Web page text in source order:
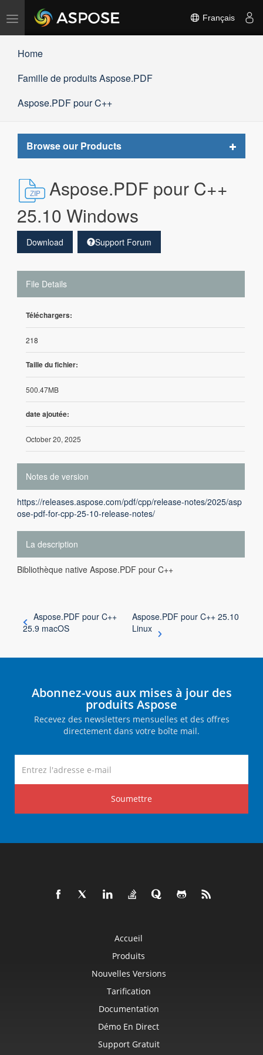
Basculer
Français
Home
Famille de produits Aspose.PDF
Aspose.PDF pour C++
Browse our Products
Toggle
Aspose.PDF pour C++
25.10 Windows
Download Support Forum
File Details
Téléchargers:
218
Taille du fichier:
500.47MB
date ajoutée:
October 20, 2025
Notes de version
https://releases.aspose.com/pdf/cpp/release-notes/2025/asp
ose-pdf-for-cpp-25-10-release-notes/
La description
Bibliothèque native Aspose.PDF pour C++
Aspose.PDF pour C++
25.9 macOS
Aspose.PDF pour C++ 25.10
Linux
Abonnez-vous aux mises à jour des
produits Aspose
Recevez des newsletters mensuelles et des offres
directement dans votre boîte mail.
Soumettre
Accueil
Produits
Nouvelles Versions
Tarification
Documentation
Démo En Direct
Support Gratuit